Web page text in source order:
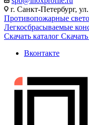
г. Санкт-Петербург,
Противопожарные
Легкосбрасываемые
Скачать каталог
Вконтакте